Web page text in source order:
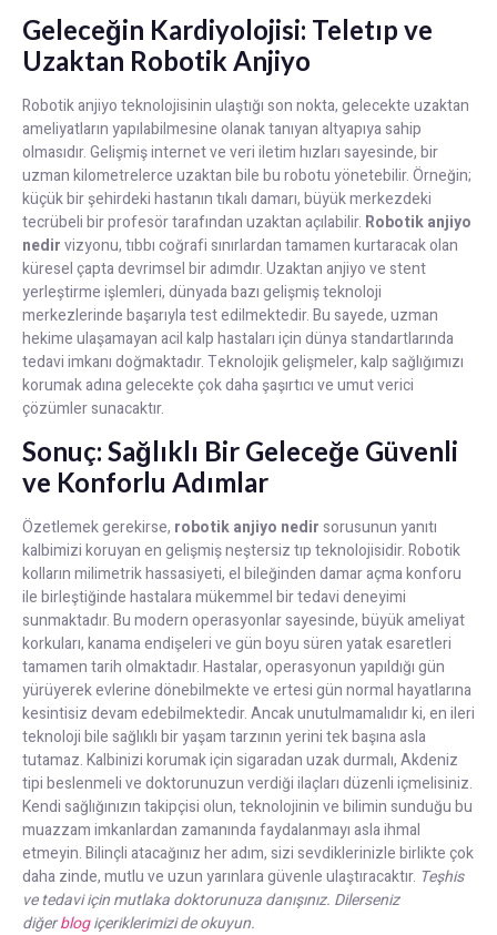
Geleceğin Kardiyolojisi: Teletıp ve
Uzaktan Robotik Anjiyo
Robotik anjiyo teknolojisinin ulaştığı son nokta, gelecekte uzaktan
ameliyatların yapılabilmesine olanak tanıyan altyapıya sahip
olmasıdır. Gelişmiş internet ve veri iletim hızları sayesinde, bir
uzman kilometrelerce uzaktan bile bu robotu yönetebilir. Örneğin;
küçük bir şehirdeki hastanın tıkalı damarı, büyük merkezdeki
tecrübeli bir profesör tarafından uzaktan açılabilir. Robotik anjiyo
nedirvizyonu, tıbbı coğrafi sınırlardan tamamen kurtaracak olan
küresel çapta devrimsel bir adımdır. Uzaktan anjiyo ve stent
yerleştirme işlemleri, dünyada bazı gelişmiş teknoloji
merkezlerinde başarıyla test edilmektedir. Bu sayede, uzman
hekime ulaşamayan acil kalp hastaları için dünya standartlarında
tedavi imkanı doğmaktadır. Teknolojik gelişmeler, kalp sağlığımızı
korumak adına gelecekte çok daha şaşırtıcı ve umut verici
çözümler sunacaktır.
Sonuç: Sağlıklı Bir Geleceğe Güvenli
ve Konforlu Adımlar
Özetlemek gerekirse, robotik anjiyo nedirsorusunun yanıtı
kalbimizi koruyan en gelişmiş neştersiz tıp teknolojisidir. Robotik
kolların milimetrik hassasiyeti, el bileğinden damar açma konforu
ile birleştiğinde hastalara mükemmel bir tedavi deneyimi
sunmaktadır. Bu modern operasyonlar sayesinde, büyük ameliyat
korkuları, kanama endişeleri ve gün boyu süren yatak esaretleri
tamamen tarih olmaktadır. Hastalar, operasyonun yapıldığı gün
yürüyerek evlerine dönebilmekte ve ertesi gün normal hayatlarına
kesintisiz devam edebilmektedir. Ancak unutulmamalıdır ki, en ileri
teknoloji bile sağlıklı bir yaşam tarzının yerini tek başına asla
tutamaz. Kalbinizi korumak için sigaradan uzak durmalı, Akdeniz
tipi beslenmeli ve doktorunuzun verdiği ilaçları düzenli içmelisiniz.
Kendi sağlığınızın takipçisi olun, teknolojinin ve bilimin sunduğu bu
muazzam imkanlardan zamanında faydalanmayı asla ihmal
etmeyin. Bilinçli atacağınız her adım, sizi sevdiklerinizle birlikte çok
daha zinde, mutlu ve uzun yarınlara güvenle ulaştıracaktır. Teşhis
ve tedavi için mutlaka doktorunuza danışınız. Dilerseniz
diğerblogiçeriklerimizi de okuyun.